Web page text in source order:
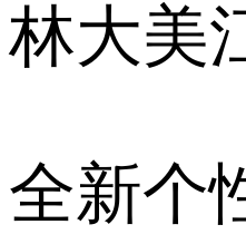
林大美
全新个